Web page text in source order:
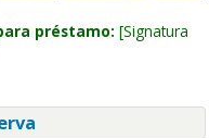
préstamo: Signatura